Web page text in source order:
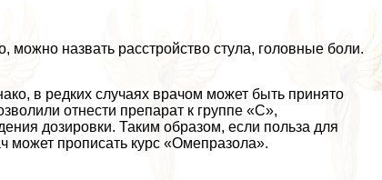
можно назвать расстройство стула, головные боли.
в редких случаях врачом может быть принято
отнести препарат к группе «С»,
дозировки. Таким образом, если польза для
прописать курс «Омепразола».